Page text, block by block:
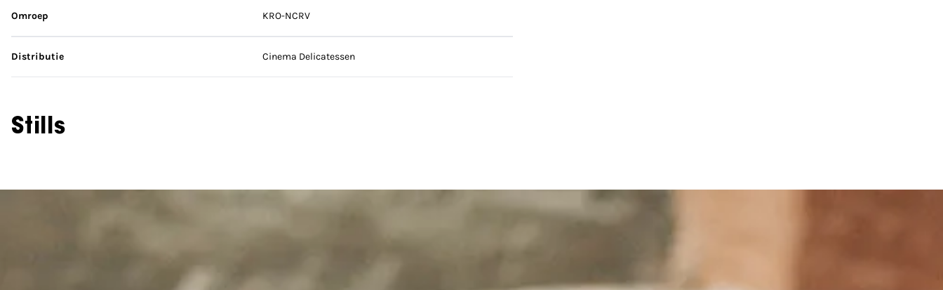
Omroep KRO-NCRV
Distributie Cinema Delicatessen
Stills